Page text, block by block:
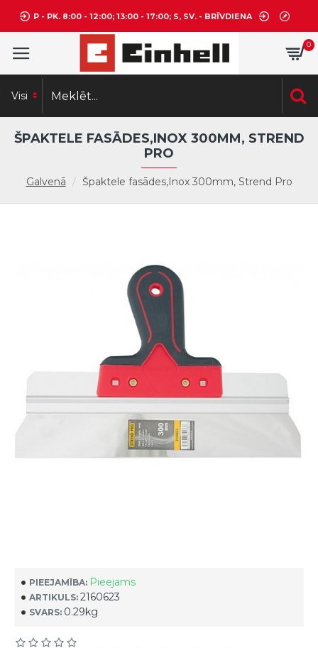
P - PK. 8:00 - 12:00; 13:00 - 17:00; S, SV. - BRĪVDIENA
0
Visi
Galvenā Špaktele fasādes,Inox 300mm, Strend Pro
ŠPAKTELE FASĀDES,INOX 300MM, STREND
PRO
PIEEJAMĪBA: Pieejams
ARTIKULS: 2160623
SVARS: 0.29kg